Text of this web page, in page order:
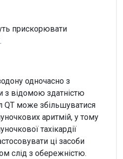
прискорювати
одночасно з
з відомою здатністю
QT може збільшуватися
аритмій, у тому
тахікардії
ці засоби
слід з обережністю.